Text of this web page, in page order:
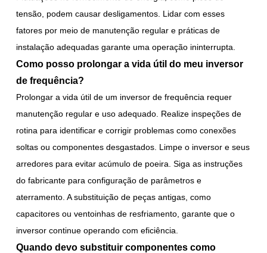
tensão, podem causar desligamentos. Lidar com esses
fatores por meio de manutenção regular e práticas de
instalação adequadas garante uma operação ininterrupta.
Como posso prolongar a vida útil do meu inversor
de frequência?
Prolongar a vida útil de um inversor de frequência requer
manutenção regular e uso adequado. Realize inspeções de
rotina para identificar e corrigir problemas como conexões
soltas ou componentes desgastados. Limpe o inversor e seus
arredores para evitar acúmulo de poeira. Siga as instruções
do fabricante para configuração de parâmetros e
aterramento. A substituição de peças antigas, como
capacitores ou ventoinhas de resfriamento, garante que o
inversor continue operando com eficiência.
Quando devo substituir componentes como